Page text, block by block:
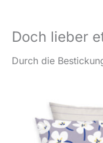
Doch lieber
Durch die